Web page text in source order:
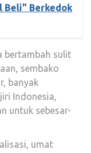
Beli" Berkedok
bertambah sulit
sembako
banyak
Indonesia,
untuk sebesar-
umat